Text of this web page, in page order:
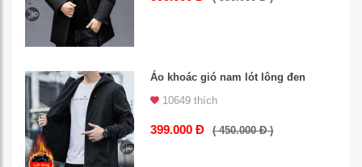
Áo khoác gió nam lót lông đen
10649 thích
399.000 Đ ( 450.000 Đ )